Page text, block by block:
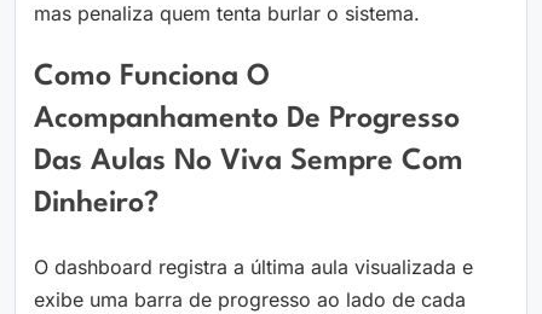
mas penaliza quem tenta burlar o sistema.
Como Funciona O
Acompanhamento De Progresso
Das Aulas No Viva Sempre Com
Dinheiro?
O dashboard registra a última aula visualizada e
exibe uma barra de progresso ao lado de cada